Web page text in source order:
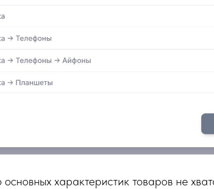
основных характеристик товаров не